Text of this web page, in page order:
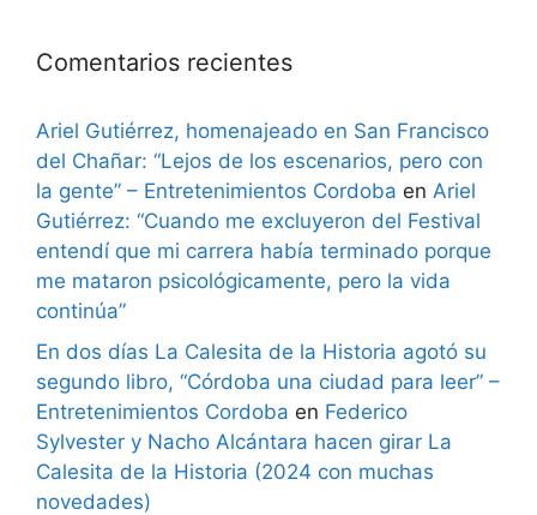
Comentarios recientes
Ariel Gutiérrez, homenajeado en San Francisco
del Chañar: “Lejos de los escenarios, pero con
la gente” – Entretenimientos Cordoba en Ariel
Gutiérrez: “Cuando me excluyeron del Festival
entendí que mi carrera había terminado porque
me mataron psicológicamente, pero la vida
continúa”
En dos días La Calesita de la Historia agotó su
segundo libro, “Córdoba una ciudad para leer” –
Entretenimientos Cordoba en Federico
Sylvester y Nacho Alcántara hacen girar La
Calesita de la Historia (2024 con muchas
novedades)